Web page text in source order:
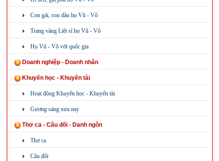
Con gái, con dâu họ Vũ - Võ
Trang vàng Liệt sĩ họ Vũ - Võ
Họ Vũ - Võ với quốc gia
Doanh nghiệp - Doanh nhân
Khuyến học - Khuyến tài
Hoạt động Khuyến học - Khuyến tài
Gương sáng xưa nay
Thơ ca - Câu đối - Danh ngôn
Thơ ca
Câu đối